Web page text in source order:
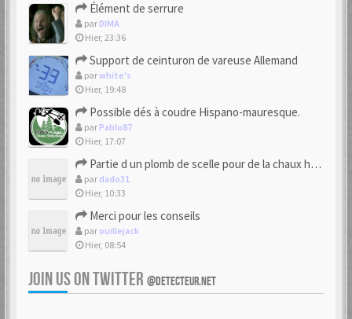
Élément de serrure
par DIMA
Hier, 23:36
Support de ceinturon de vareuse Allemand
parwhite's
Hier, 19:48
Possible dés à coudre Hispano-mauresque.
par Pablo87
Hier, 17:07
Partie d un plomb de scelle pour de la chaux hydraulique
par dado31
Hier, 10:33
Merci pour les conseils
par ouillejack
Hier, 08:54
JOIN US ON TWITTER @DETECTEUR.NET